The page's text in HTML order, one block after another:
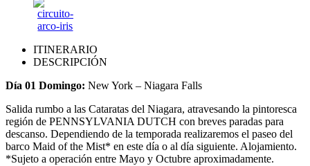
ITINERARIO
DESCRIPCIÓN
Día 01 Domingo: New York – Niagara Falls
Salida rumbo a las Cataratas del Niagara, atravesando la pintoresca
región de PENNSYLVANIA DUTCH con breves paradas para
descanso. Dependiendo de la temporada realizaremos el paseo del
barco Maid of the Mist* en este día o al día siguiente. Alojamiento.
*Sujeto a operación entre Mayo y Octubre aproximadamente.